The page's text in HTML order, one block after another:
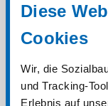
Diese
Cookies
Wir, die
und Tracking-
Erlebnis auf